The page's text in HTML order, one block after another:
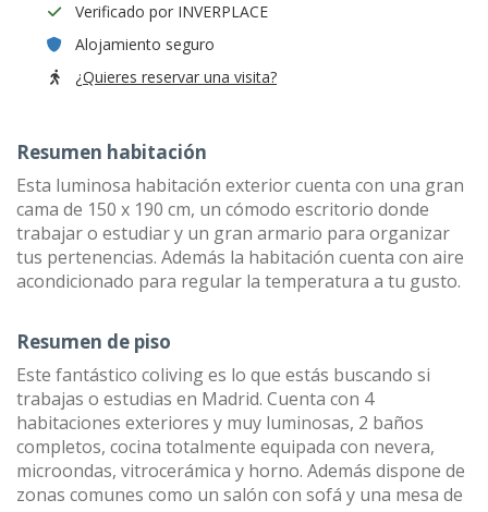
Verificado por INVERPLACE
Alojamiento seguro
¿Quieres reservar una visita?
Resumen habitación
Esta luminosa habitación exterior cuenta con una gran
cama de 150 x 190 cm, un cómodo escritorio donde
trabajar o estudiar y un gran armario para organizar
tus pertenencias. Además la habitación cuenta con aire
acondicionado para regular la temperatura a tu gusto.
Resumen de piso
Este fantástico coliving es lo que estás buscando si
trabajas o estudias en Madrid. Cuenta con 4
habitaciones exteriores y muy luminosas, 2 baños
completos, cocina totalmente equipada con nevera,
microondas, vitrocerámica y horno. Además dispone de
zonas comunes como un salón con sofá y una mesa de